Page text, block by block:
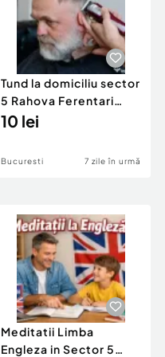
Tund la domiciliu sector
5 Rahova Ferentari
Frizer Acasa
10 lei
Bucuresti 7 zile în urmă
Meditatii Limba
Engleza in Sector 5